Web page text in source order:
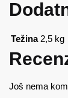
Težina 2,5 kg
Još nema